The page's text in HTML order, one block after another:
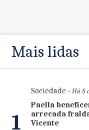
Mais lidas
1
Sociedade - Há 5
Paella
arrecada
Vicente